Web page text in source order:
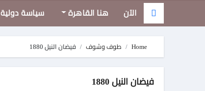
الآن هنا القاهرة سياسة دولية
Home طوف وشوف فيضان النيل 1880
فيضان النيل 1880